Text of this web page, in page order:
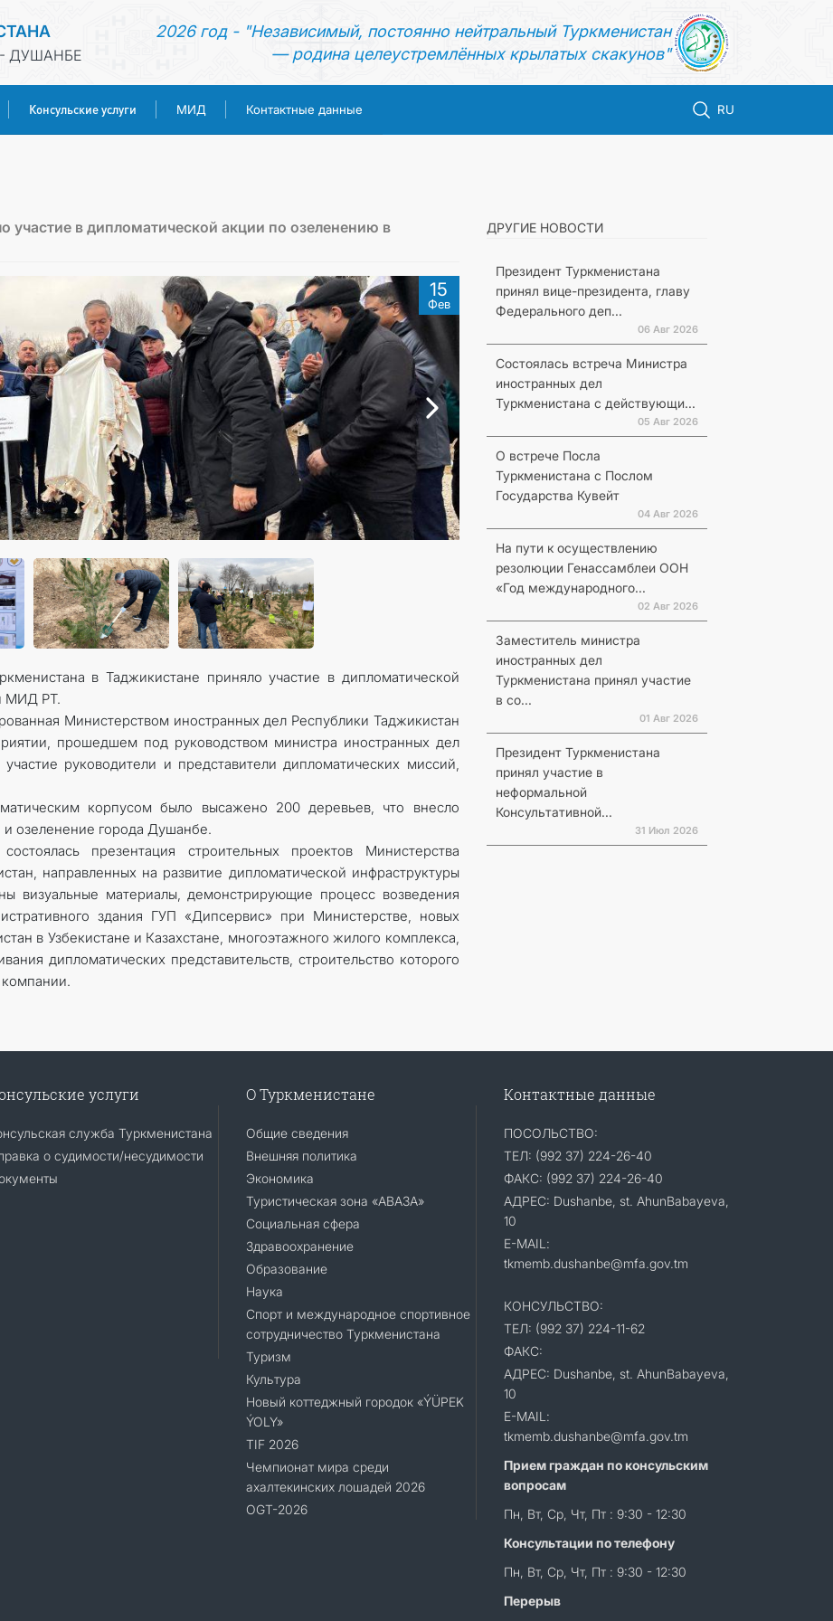
ДУШАНБЕ
2026 год - "Независимый, постоянно нейтральный Туркменистан
— родина целеустремлённых крылатых скакунов"
Консульские услуги МИД Контактные данные RU
КОНСУЛЬСКИЕ УСЛУГИ
МИД
КОНТАКТНЫЕ ДАННЫЕ
участие в дипломатической акции по озеленению в
15
Фев
в Таджикистане приняло участие в дипломатической
МИД РТ.
Министерством иностранных дел Республики Таджикистан
прошедшем под руководством министра иностранных дел
руководители и представители дипломатических миссий,
корпусом было высажено 200 деревьев, что внесло
и озеленение города Душанбе.
презентация строительных проектов Министерства
направленных на развитие дипломатической инфраструктуры
визуальные материалы, демонстрирующие процесс возведения
здания ГУП «Дипсервис» при Министерстве, новых
в Узбекистане и Казахстане, многоэтажного жилого комплекса,
дипломатических представительств, строительство которого
компании.
ДРУГИЕ НОВОСТИ
Президент Туркменистана
принял вице-президента, главу
Федерального деп...
06 Авг 2026
Состоялась встреча Министра
иностранных дел
Туркменистана с действующи...
05 Авг 2026
О встрече Посла
Туркменистана с Послом
Государства Кувейт
04 Авг 2026
На пути к осуществлению
резолюции Генассамблеи ООН
«Год международного...
02 Авг 2026
Заместитель министра
иностранных дел
Туркменистана принял участие
в со...
01 Авг 2026
Президент Туркменистана
принял участие в
неформальной
Консультативной...
31 Июл 2026
услуги
служба Туркменистана
о судимости/несудимости
О Туркменистане
Общие сведения
Внешняя политика
Экономика
Туристическая зона «АВАЗА»
Социальная сфера
Здравоохранение
Образование
Наука
Спорт и международное спортивное
сотрудничество Туркменистана
Туризм
Культура
Новый коттеджный городок «ÝÜPEK
ÝOLY»
TIF 2026
Чемпионат мира среди
ахалтекинских лошадей 2026
OGT-2026
Контактные данные
ПОСОЛЬСТВО:
ТЕЛ: (992 37) 224-26-40
ФАКС: (992 37) 224-26-40
АДРЕС: Dushanbe, st. AhunBabayeva,
10
E-MAIL:
tkmemb.dushanbe@mfa.gov.tm
КОНСУЛЬСТВО:
ТЕЛ: (992 37) 224-11-62
ФАКС:
АДРЕС: Dushanbe, st. AhunBabayeva,
10
E-MAIL:
tkmemb.dushanbe@mfa.gov.tm
Прием граждан по консульским
вопросам
Пн, Вт, Ср, Чт, Пт : 9:30 - 12:30
Консультации по телефону
Пн, Вт, Ср, Чт, Пт : 9:30 - 12:30
Перерыв